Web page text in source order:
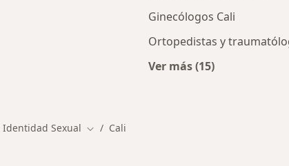
Ginecólogos Cali
Ortopedistas y
Ver más (15)
Identidad Sexual Cambiar de ciudad
Cali